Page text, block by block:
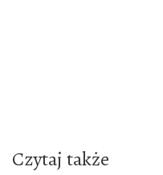
Czytaj także